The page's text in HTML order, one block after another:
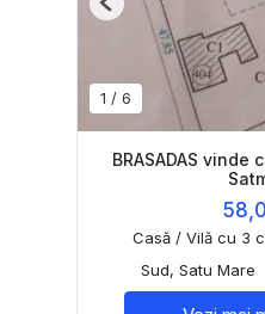
1 / 6
Previous
BRASADAS vinde
Casă / Vilă cu 3
Sud, Satu Mare